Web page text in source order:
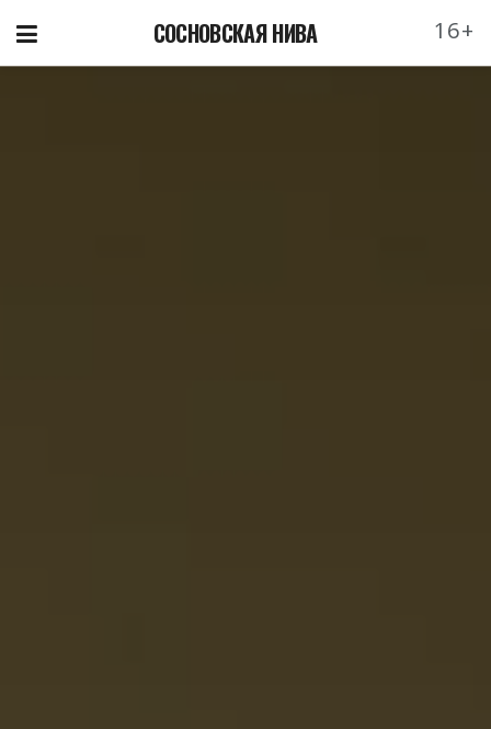
СОСНОВСКАЯ НИВА 16+